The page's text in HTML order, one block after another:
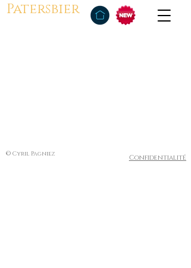
Patersbier
© Cyril Pagniez Confidentialité